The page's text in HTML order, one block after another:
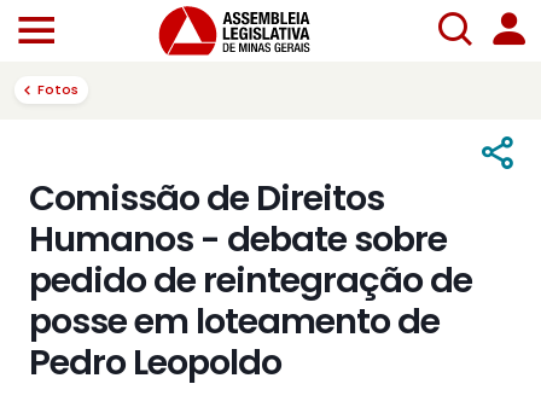
Fotos
Comissão de Direitos
Humanos - debate sobre
pedido de reintegração de
posse em loteamento de
Pedro Leopoldo